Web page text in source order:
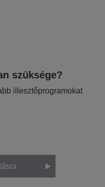
szüksége?
illesztőprogramokat